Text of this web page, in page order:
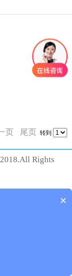
页 尾页 转到
Rights
×